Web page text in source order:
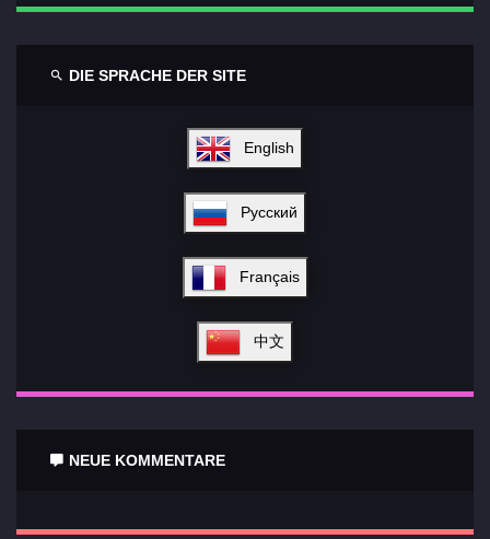
DIE SPRACHE DER SITE
English
Русский
Français
中文
NEUE KOMMENTARE